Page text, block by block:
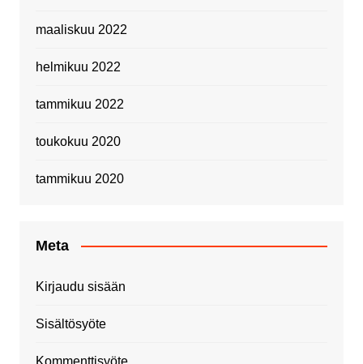
maaliskuu 2022
helmikuu 2022
tammikuu 2022
toukokuu 2020
tammikuu 2020
Meta
Kirjaudu sisään
Sisältösyöte
Kommenttisyöte